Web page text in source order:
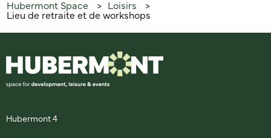
Hubermont Space > Loisirs >
Lieu de retraite et de workshops
Hubermont 4